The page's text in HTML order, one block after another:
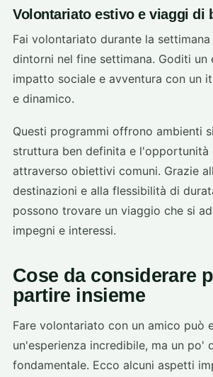
Volontariato estivo e viaggi di
Fai volontariato durante la
dintorni nel fine settimana. Goditi un
impatto sociale e avventura con un
e dinamico.
Questi programmi offrono ambienti
struttura ben definita e l'opportunità
attraverso obiettivi comuni. Grazie
destinazioni e alla flessibilità di
possono trovare un viaggio che si
impegni e interessi.
Cose da considerare
partire insieme
Fare volontariato con un amico può
un'esperienza incredibile, ma un po'
fondamentale. Ecco alcuni aspetti